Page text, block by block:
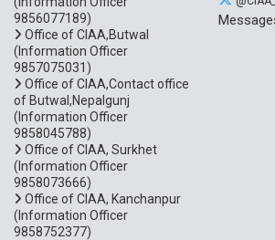
9856077189)
Office of CIAA,Butwal
(Information Officer
9857075031)
Office of CIAA,Contact office
of Butwal,Nepalgunj
(Information Officer
9858045788)
Office of CIAA, Surkhet
(Information Officer
9858073666)
Office of CIAA, Kanchanpur
(Information Officer
9858752377)